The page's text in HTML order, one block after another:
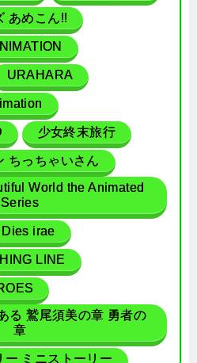
あめこん!!
URAHARA
少女終末旅行
ちっちゃいさん
World the Animated
Series
Dies irae
LINE
る 鷲尾須美の章 勇者の
章
ー ミニストーリー